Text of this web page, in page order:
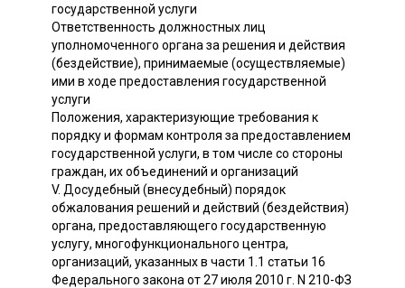
государственной услуги
Ответственность должностных лиц
уполномоченного органа за решения и действия
(бездействие), принимаемые (осуществляемые)
ими в ходе предоставления государственной
услуги
Положения, характеризующие требования к
порядку и формам контроля за предоставлением
государственной услуги, в том числе со стороны
граждан, их объединений и организаций
V. Досудебный (внесудебный) порядок
обжалования решений и действий (бездействия)
органа, предоставляющего государственную
услугу, многофункционального центра,
организаций, указанных в части 1.1 статьи 16
Федерального закона от 27 июля 2010 г. N 210-ФЗ